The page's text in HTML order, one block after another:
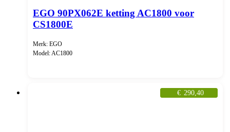
EGO 90PX062E ketting AC1800 voor
CS1800E
Merk: EGO
Model: AC1800
€ 290,40